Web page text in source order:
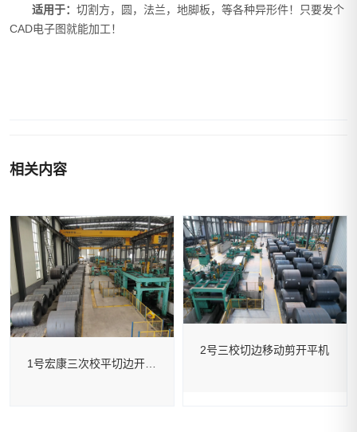
适用于： 切割方，圆，法兰，地脚板，等各种异形件！只要发个
CAD电子图就能加工！
相关内容
2号三校切边移动剪开平机